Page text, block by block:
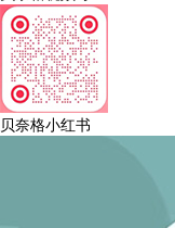
贝奈格小红书